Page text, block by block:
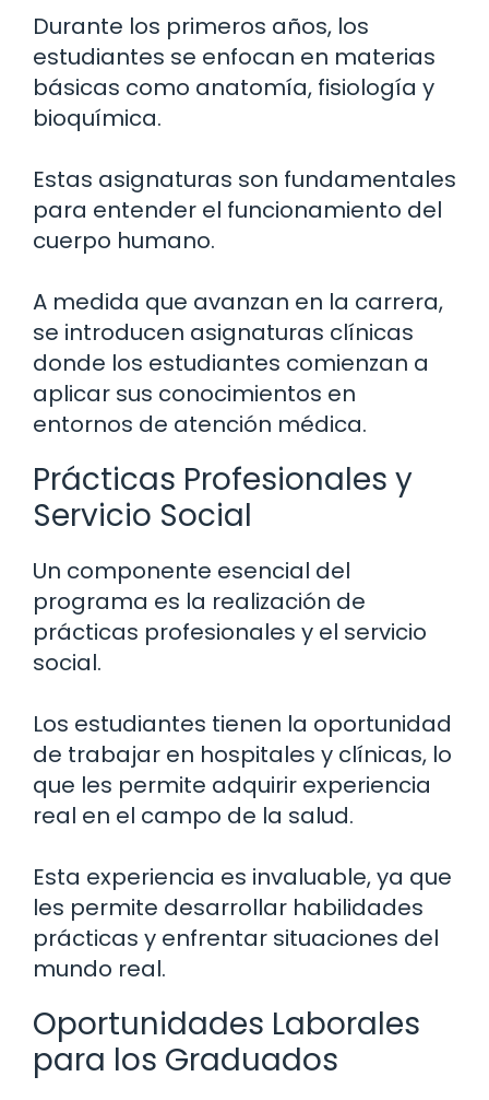
Durante los primeros años, los
estudiantes se enfocan en materias
básicas como anatomía, fisiología y
bioquímica.
Estas asignaturas son fundamentales
para entender el funcionamiento del
cuerpo humano.
A medida que avanzan en la carrera,
se introducen asignaturas clínicas
donde los estudiantes comienzan a
aplicar sus conocimientos en
entornos de atención médica.
Prácticas Profesionales y
Servicio Social
Un componente esencial del
programa es la realización de
prácticas profesionales y el servicio
social.
Los estudiantes tienen la oportunidad
de trabajar en hospitales y clínicas, lo
que les permite adquirir experiencia
real en el campo de la salud.
Esta experiencia es invaluable, ya que
les permite desarrollar habilidades
prácticas y enfrentar situaciones del
mundo real.
Oportunidades Laborales
para los Graduados